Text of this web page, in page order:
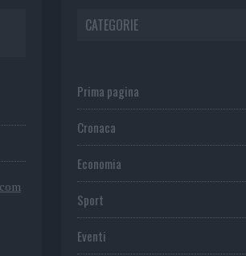
CATEGORIE
Prima pagina
Cronaca
Economia
Sport
Eventi